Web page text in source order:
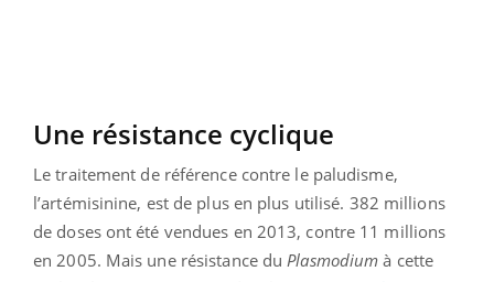
Une résistance cyclique
Le traitement de référence contre le paludisme,
l’artémisinine, est de plus en plus utilisé. 382 millions
de doses ont été vendues en 2013, contre 11 millions
en 2005. Mais une résistance duPlasmodiumà cette